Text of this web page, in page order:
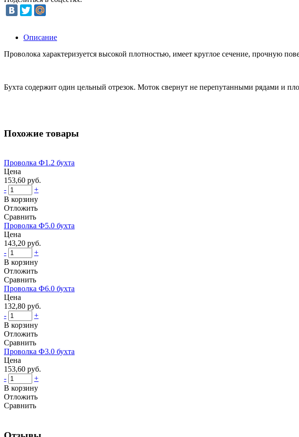
Описание
Проволока характеризуется высокой плотностью, имеет круглое сечение, прочную
Бухта содержит один цельный отрезок. Моток свернут не перепутанными рядами и
Похожие товары
Проволка Ф1.2 бухта
Цена
153,60 руб.
-
+
В корзину
Отложить
Сравнить
Проволка Ф5.0 бухта
Цена
143,20 руб.
-
+
В корзину
Отложить
Сравнить
Проволка Ф6.0 бухта
Цена
132,80 руб.
-
+
В корзину
Отложить
Сравнить
Проволка Ф3.0 бухта
Цена
153,60 руб.
-
+
В корзину
Отложить
Сравнить